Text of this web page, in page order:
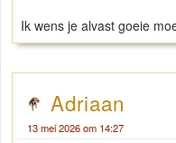
Ik wens je alvast goeie
Adriaan
13 mei 2026 om 14:27